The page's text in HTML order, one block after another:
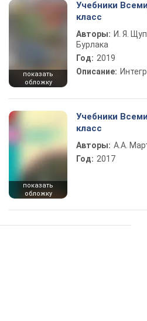
показать
обложку
Учебники
класс
Авторы: И. Я.
Бурлака
Год: 2019
Описание:
показать
обложку
Учебники
класс
Авторы: А.А.
Год: 2017